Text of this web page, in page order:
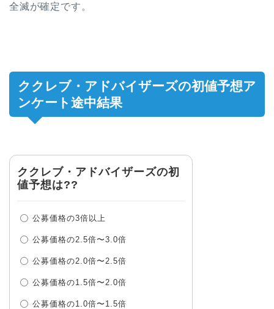
全滅が確定です。
ククレブ・アドバイザーズの初値予想ア
ンケート途中結果
ククレブ・アドバイザーズの初
値予想は??
公募価格の3倍以上
公募価格の2.5倍〜3.0倍
公募価格の2.0倍〜2.5倍
公募価格の1.5倍〜2.0倍
公募価格の1.0倍〜1.5倍